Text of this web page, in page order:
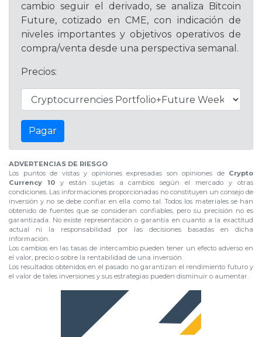
cambio seguir el derivado, se analiza Bitcoin
Future, cotizado en CME, con indicación de
niveles importantes y objetivos operativos de
compra/venta desde una perspectiva semanal.
Precios:
Pagar
ADVERTENCIAS DE RIESGO
Los puntos de vistas y opiniones expresadas son opiniones de Crypto
Currency 10y están sujetas a cambios según el mercado y otras
condiciones. Las informaciones proporcionadas no constituyen un consejo de
inversión y no se debe confiar en ella como tal. Todos los materiales se han
obtenido de fuentes que se consideran confiables, pero su precisión no es
garantizada. No existe representación o garantía en cuanto a la exactitud
actual ni la responsabilidad por las decisiones basadas en dicha
información.
Los cambios en las tasas de intercambio pueden tener un efecto adverso en
el valor, precio o sobre la rentabilidad de una inversión.
Los resultados obtenidos en el pasado no garantizan el rendimiento futuro y
el valor de tales inversiones y sus estrategias pueden disminuir o aumentar.